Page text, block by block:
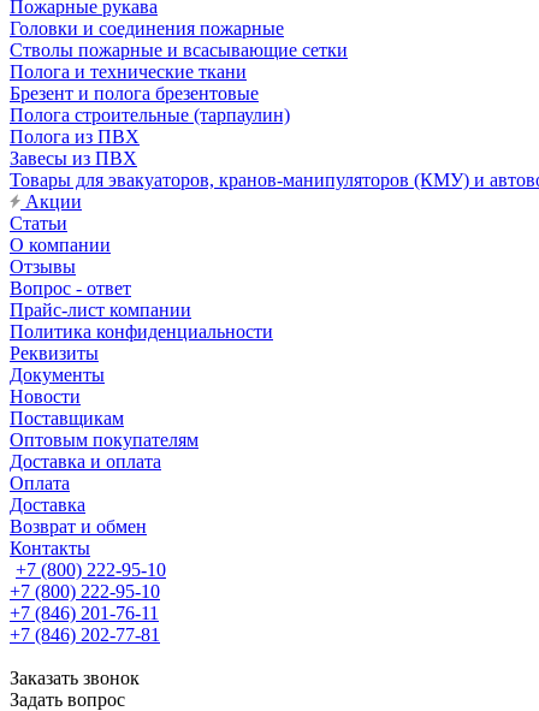
Пожарные рукава
Головки и соединения пожарные
Стволы пожарные и всасывающие сетки
Полога и технические ткани
Брезент и полога брезентовые
Полога строительные (тарпаулин)
Полога из ПВХ
Завесы из ПВХ
Товары для эвакуаторов, кранов-манипуляторов (КМУ) и
Акции
Статьи
О компании
Отзывы
Вопрос - ответ
Прайс-лист компании
Политика конфиденциальности
Реквизиты
Документы
Новости
Поставщикам
Оптовым покупателям
Доставка и оплата
Оплата
Доставка
Возврат и обмен
Контакты
+7 (800) 222-95-10
+7 (800) 222-95-10
+7 (846) 201-76-11
+7 (846) 202-77-81
Заказать звонок
Задать вопрос